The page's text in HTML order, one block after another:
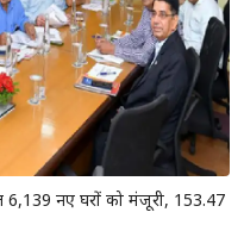
6,139 नए घरों को मंजूरी, 153.47